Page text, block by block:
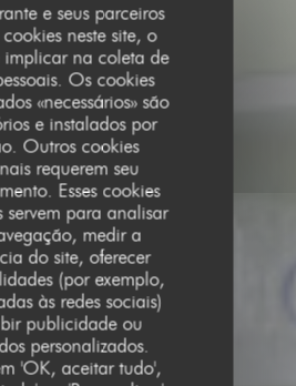
e seus parceiros
neste site, o
implicar na coleta de
Os cookies
«necessários» são
e instalados por
Outros cookies
requerem seu
Esses cookies
servem para analisar
medir a
do site, oferecer
(por exemplo,
às redes sociais)
publicidade ou
personalizados.
'OK, aceitar tudo',
•